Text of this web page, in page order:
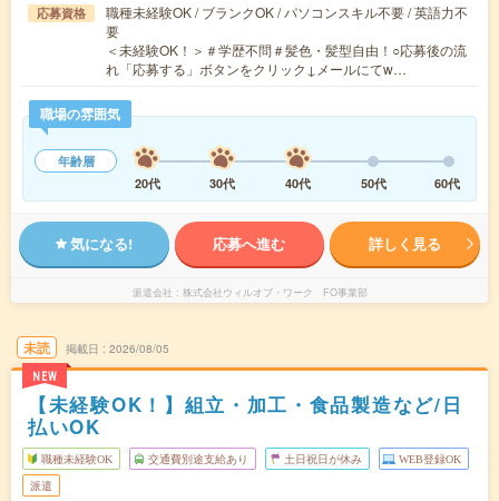
応募資格
職種未経験OK / ブランクOK / パソコンスキル不要 / 英語力不
要
＜未経験OK！＞＃学歴不問＃髪色・髪型自由！○応募後の流
れ「応募する」ボタンをクリック↓メールにてw…
職場の雰囲気
年齢層
20代
30代 40代 50代 60代
気になる! 応募へ進む 詳しく見る
派遣会社 株式会社ウィルオブ・ワーク FO事業部
未読
NEW
掲載日 2026/08/05
【未経験OK！】組立・加工・食品製造など/日
払いOK
職種未経験OK 交通費別途支給あり 土日祝日が休み WEB登録OK
派遣